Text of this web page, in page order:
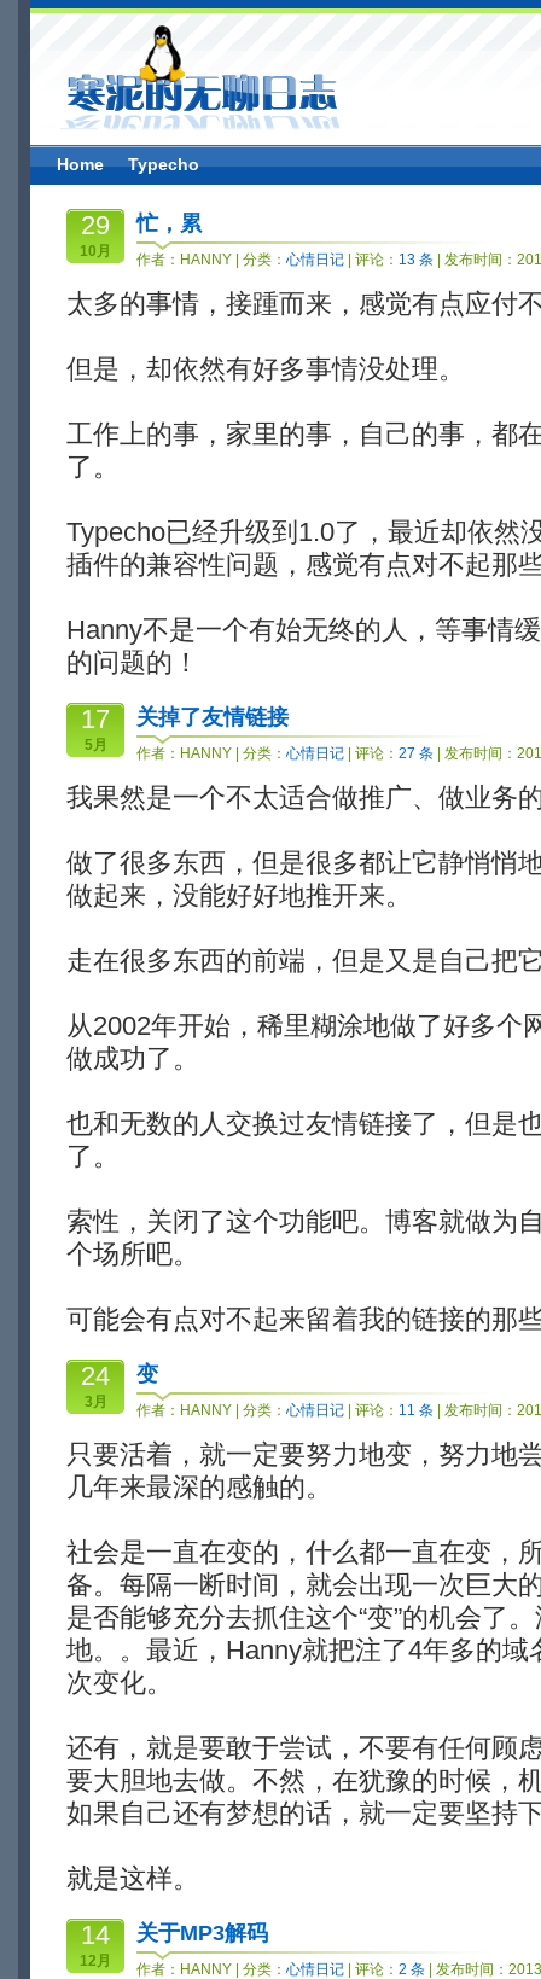
Home Typecho
29
10月
忙，累
作者： HANNY | 分类： 心情日记 | 评论： 13 条 | 发布时间：
太多的事情，接踵而来，感觉有点应付
但是，却依然有好多事情没处理。
工作上的事，家里的事，自己的事，都
了。
Typecho已经升级到1.0了，最近却依然
插件的兼容性问题，感觉有点对不起那
Hanny不是一个有始无终的人，等事情
的问题的！
17
5月
关掉了友情链接
作者： HANNY | 分类： 心情日记 | 评论： 27 条 | 发布时间：
我果然是一个不太适合做推广、做业务
做了很多东西，但是很多都让它静悄悄
做起来，没能好好地推开来。
走在很多东西的前端，但是又是自己把
从2002年开始，稀里糊涂地做了好多个
做成功了。
也和无数的人交换过友情链接了，但是
了。
索性，关闭了这个功能吧。博客就做为
个场所吧。
可能会有点对不起来留着我的链接的那
24
3月
变
作者： HANNY | 分类： 心情日记 | 评论： 11 条 | 发布时间：
只要活着，就一定要努力地变，努力地
几年来最深的感触的。
社会是一直在变的，什么都一直在变，
备。每隔一断时间，就会出现一次巨大
是否能够充分去抓住这个“变”的机会了
地。。最近，Hanny就把注了4年多的
次变化。
还有，就是要敢于尝试，不要有任何顾
要大胆地去做。不然，在犹豫的时候，
如果自己还有梦想的话，就一定要坚持
就是这样。
14
12月
关于MP3解码
作者： HANNY | 分类： 心情日记 | 评论： 2 条 | 发布时间：